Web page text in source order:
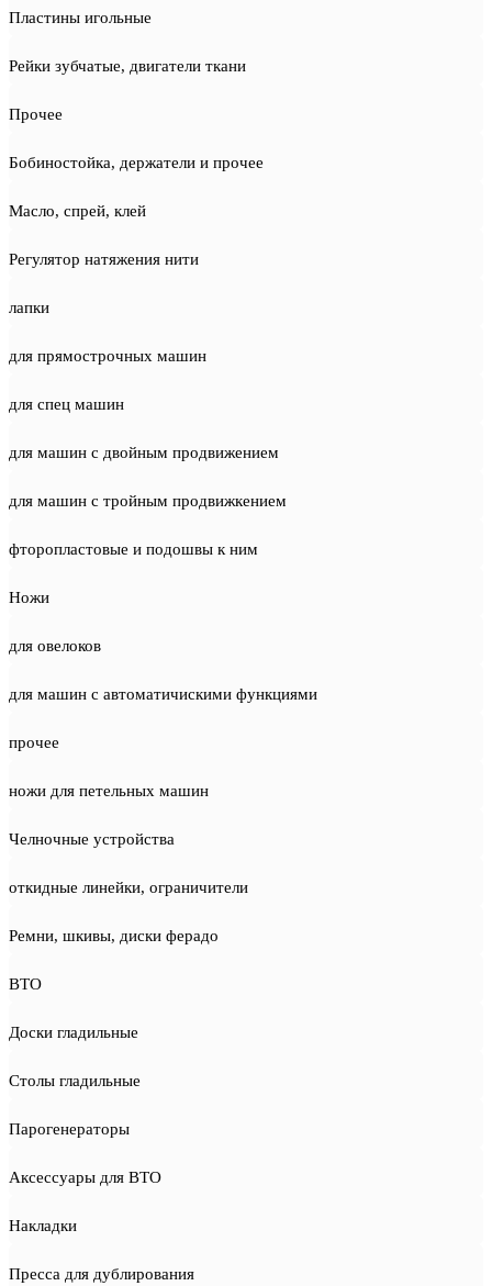
Пластины игольные
Рейки зубчатые, двигатели ткани
Прочее
Бобиностойка, держатели и прочее
Масло, спрей, клей
Регулятор натяжения нити
лапки
для прямострочных машин
для спец машин
для машин с двойным продвижением
для машин с тройным продвижкением
фторопластовые и подошвы к ним
Ножи
для овелоков
для машин с автоматичискими функциями
прочее
ножи для петельных машин
Челночные устройства
откидные линейки, ограничители
Ремни, шкивы, диски ферадо
ВТО
Доски гладильные
Столы гладильные
Парогенераторы
Аксессуары для ВТО
Накладки
Пресса для дублирования